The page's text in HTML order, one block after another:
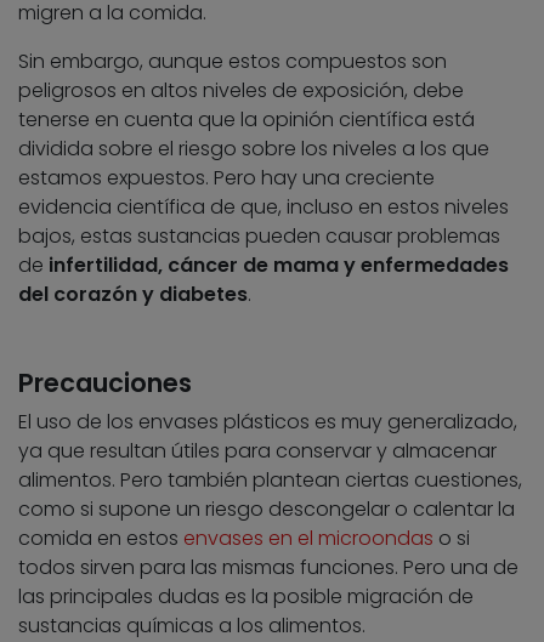
migren a la comida.
Sin embargo, aunque estos compuestos son
peligrosos en altos niveles de exposición, debe
tenerse en cuenta que la opinión científica está
dividida sobre el riesgo sobre los niveles a los que
estamos expuestos. Pero hay una creciente
evidencia científica de que, incluso en estos niveles
bajos, estas sustancias pueden causar problemas
de infertilidad, cáncer de mama y enfermedades
del corazón y diabetes.
Precauciones
El uso de los envases plásticos es muy generalizado,
ya que resultan útiles para conservar y almacenar
alimentos. Pero también plantean ciertas cuestiones,
como si supone un riesgo descongelar o calentar la
comida en estos envases en el microondas o si
todos sirven para las mismas funciones. Pero una de
las principales dudas es la posible migración de
sustancias químicas a los alimentos.